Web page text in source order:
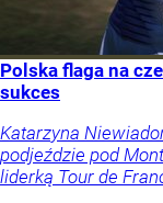
Polska flaga na
sukces
Katarzyna
podjeździe pod
liderką Tour de